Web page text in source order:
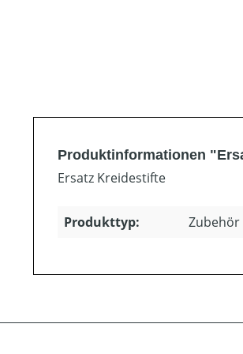
Produktinformationen
Ersatz Kreidestifte
Produkttyp: